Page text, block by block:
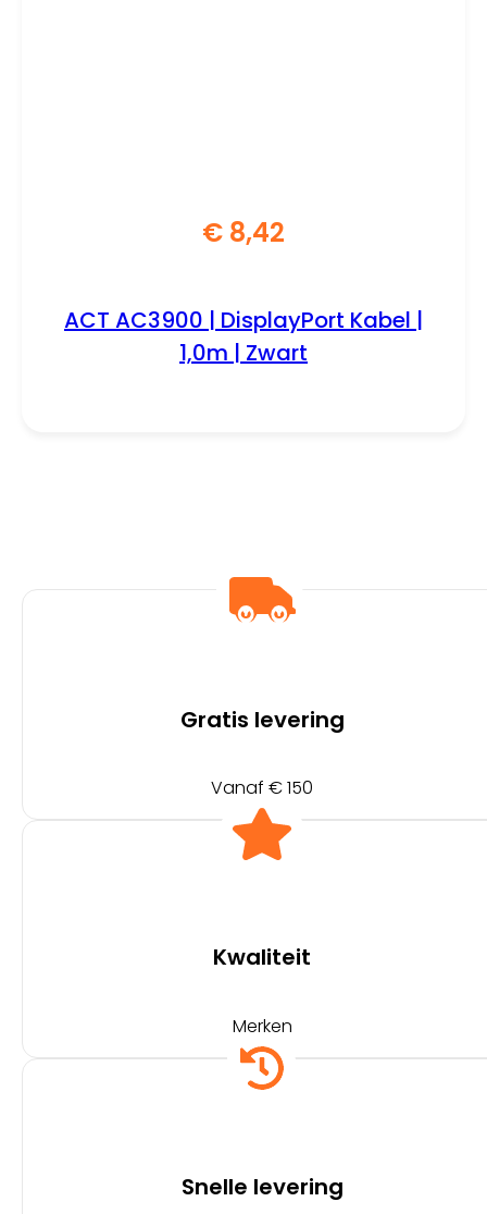
€ 8,42
ACT AC3900 | DisplayPort Kabel |
1,0m | Zwart
Gratis levering
Vanaf € 150
Kwaliteit
Merken
Snelle levering